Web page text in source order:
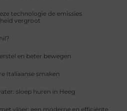
technologie de emissies
vergroot
en beter bewegen
Italiaanse smaken
sloep huren in Heeg
vloer: een moderne en efficiënte